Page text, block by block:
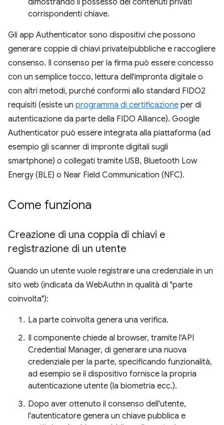
dimostrando il possesso dei contenuti privati
corrispondenti chiave.
Gli app Authenticator sono dispositivi che possono
generare coppie di chiavi private/pubbliche e raccogliere
consenso. Il consenso per la firma può essere concesso
con un semplice tocco, lettura dell'impronta digitale o
con altri metodi, purché conformi allo standard FIDO2
requisiti (esiste un programma di certificazione per di
autenticazione da parte della FIDO Alliance). Google
Authenticator può essere integrata alla piattaforma (ad
esempio gli scanner di impronte digitali sugli
smartphone) o collegati tramite USB, Bluetooth Low
Energy (BLE) o Near Field Communication (NFC).
Come funziona
Creazione di una coppia di chiavi e
registrazione di un utente
Quando un utente vuole registrare una credenziale in un
sito web (indicata da WebAuthn in qualità di "parte
coinvolta"):
La parte coinvolta genera una verifica.
Il componente chiede al browser, tramite l'API
Credential Manager, di generare una nuova
credenziale per la parte, specificando funzionalità,
ad esempio se il dispositivo fornisce la propria
autenticazione utente (la biometria ecc.).
Dopo aver ottenuto il consenso dell'utente,
l'autenticatore genera un chiave pubblica e